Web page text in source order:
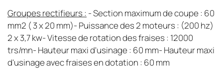
Groupes rectifieurs : - Section maximum de coupe : 60
mm2 ( 3 x 20 mm)- Puissance des 2 moteurs : (200 hz)
2 x 3,7 kw- Vitesse de rotation des fraises : 12000
trs/mn- Hauteur maxi d'usinage : 60 mm- Hauteur maxi
d'usinage avec fraises en dotation : 60 mm